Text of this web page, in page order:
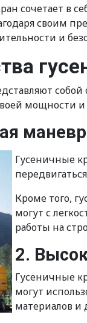
сочетает в
своим
и
мощности
Гусеничные
Кроме того,
могут с
работы на
2.
Гусеничные
могут
материалов и